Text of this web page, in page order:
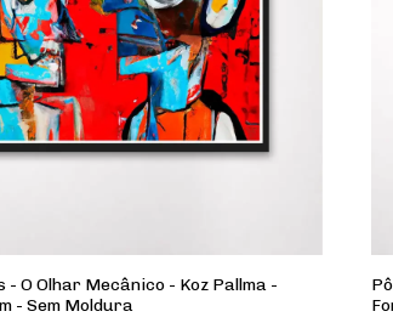
- O Olhar Mecânico - Koz Pallma -
- Sem Moldura